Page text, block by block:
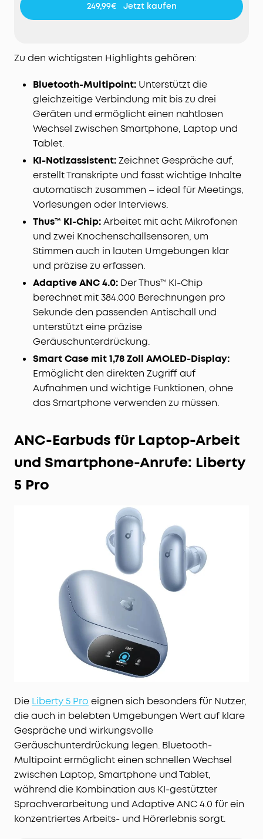
249,99€ Jetzt kaufen
Zu den wichtigsten Highlights gehören:
Bluetooth-Multipoint: Unterstützt die
gleichzeitige Verbindung mit bis zu drei
Geräten und ermöglicht einen nahtlosen
Wechsel zwischen Smartphone, Laptop und
Tablet.
KI-Notizassistent:Zeichnet Gespräche auf,
erstellt Transkripte und fasst wichtige Inhalte
automatisch zusammen – ideal für Meetings,
Vorlesungen oder Interviews.
Thus™ KI-Chip:Arbeitet mit acht Mikrofonen
und zwei Knochenschallsensoren, um
Stimmen auch in lauten Umgebungen klar
und präzise zu erfassen.
Adaptive ANC 4.0: Der Thus™ KI-Chip
berechnet mit 384.000 Berechnungen pro
Sekunde den passenden Antischall und
unterstützt eine präzise
Geräuschunterdrückung.
Smart Case mit 1,78 Zoll AMOLED-Display:
Ermöglicht den direkten Zugriff auf
Aufnahmen und wichtige Funktionen, ohne
das Smartphone verwenden zu müssen.
ANC-Earbuds für Laptop-Arbeit
und Smartphone-Anrufe: Liberty
5 Pro
Die Liberty 5 Pro eignen sich besonders für Nutzer,
die auch in belebten Umgebungen Wert auf klare
Gespräche und wirkungsvolle
Geräuschunterdrückung legen. Bluetooth-
Multipoint ermöglicht einen schnellen Wechsel
zwischen Laptop, Smartphone und Tablet,
während die Kombination aus KI-gestützter
Sprachverarbeitung und Adaptive ANC 4.0 für ein
konzentriertes Arbeits- und Hörerlebnis sorgt.